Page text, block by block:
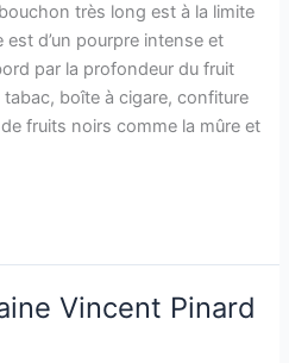
très long est à la limite
d’un pourpre intense et
par la profondeur du fruit
boîte à cigare, confiture
fruits noirs comme la mûre et
Vincent Pinard